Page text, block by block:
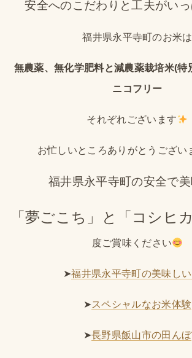
安全へのこだわりと工夫がいっ
福井県永平寺町のお米は
無農薬、無化学肥料と減農薬栽培米(特
ニコフリー
それぞれございます
お忙しいところありがとうござい
福井県永平寺町の安全で
「夢ごこち」と「コシヒカ
度ご賞味ください
➤福井県永平寺町の美味し
➤スペシャルなお米体験
➤長野県飯山市の田んぼ